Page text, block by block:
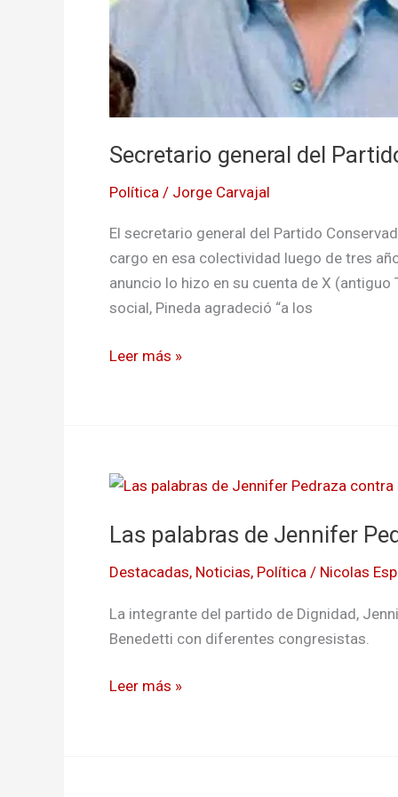
Secretario general del
Política / Jorge Carvajal
El secretario general del Partido
cargo en esa colectividad luego de tres
anuncio lo hizo en su cuenta de X
social, Pineda agradeció “a los
Leer más »
Las palabras de Jennifer
Destacadas, Noticias, Política / Nicolas
La integrante del partido de Dignidad,
Benedetti con diferentes congresistas.
Las
de
Pedraza
contra
Petro
Benedetti
Leer más »